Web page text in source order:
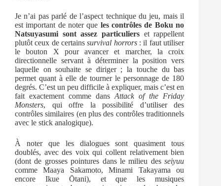
Je n’ai pas parlé de l’aspect technique du jeu, mais il
est important de noter que les contrôles de Boku no
Natsuyasumi sont assez particulierset rappellent
plutôt ceux de certainssurvival horrors: il faut utiliser
le bouton X pour avancer et marcher, la croix
directionnelle servant à déterminer la position vers
laquelle on souhaite se diriger ; la touche du bas
permet quant à elle de tourner le personnage de 180
degrés. C’est un peu difficile à expliquer, mais c’est en
fait exactement comme dansAttack of the Friday
Monsters, qui offre la possibilité d’utiliser des
contrôles similaires (en plus des contrôles traditionnels
avec le stick analogique).
À noter que les dialogues sont quasiment tous
doublés, avec des voix qui collent relativement bien
(dont de grosses pointures dans le milieu desseiyuu
comme Maaya Sakamoto, Minami Takayama ou
encore Ikue Ōtani), et que les musiques